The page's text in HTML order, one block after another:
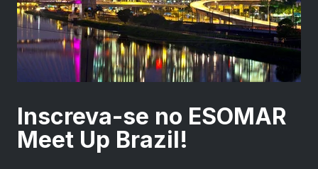
Inscreva-se no ESOMAR
Meet Up Brazil!